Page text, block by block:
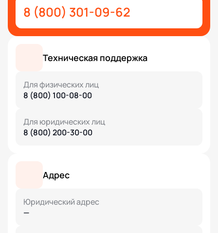
8 (800) 301-09-62
Техническая поддержка
Для физических лиц
8 (800) 100-08-00
Для юридических лиц
8 (800) 200-30-00
Адрес
Юридический адрес
—